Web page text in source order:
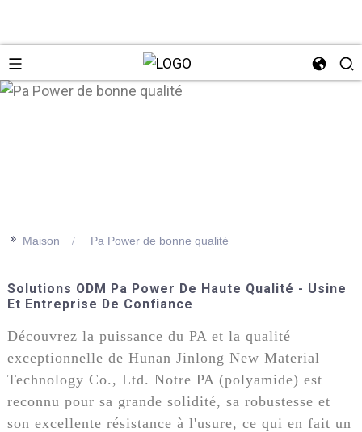
>> Maison Pa Power de bonne qualité
Solutions ODM Pa Power De Haute Qualité - Usine
Et Entreprise De Confiance
Découvrez la puissance du PA et la qualité
exceptionnelle de Hunan Jinlong New Material
Technology Co., Ltd. Notre PA (polyamide) est
reconnu pour sa grande solidité, sa robustesse et
son excellente résistance à l'usure, ce qui en fait un